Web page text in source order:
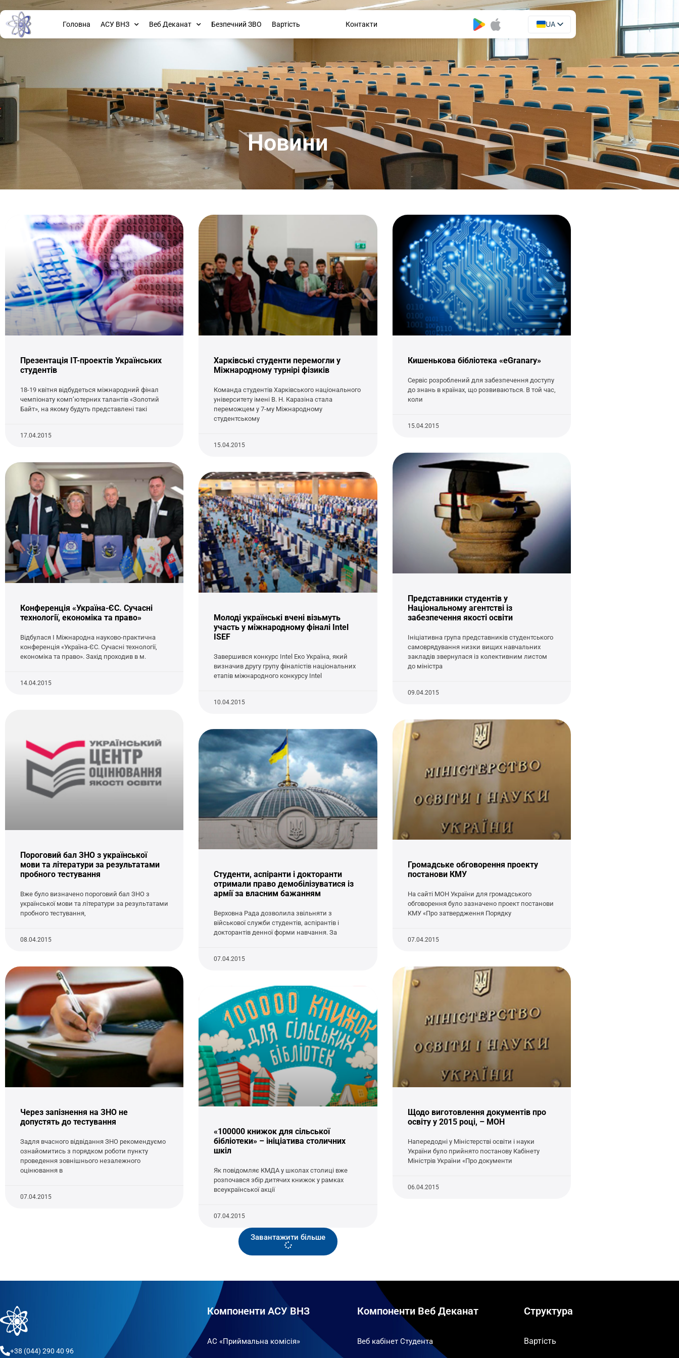
Головна АСУ ВНЗ Веб Деканат Безпечний ЗВО Вартість Контакти
UA
EN
Новини
Презентація IT-проектів Українських
студентів
18-19 квітня відбудеться міжнародний фінал
чемпіонату комп’ютерних талантів «Золотий
Байт», на якому будуть представлені такі
17.04.2015
Харківські студенти перемогли у
Міжнародному турнірі фізиків
Команда студентів Харківського національного
університету імені В. Н. Каразіна стала
переможцем у 7-му Міжнародному
студентському
15.04.2015
Кишенькова бібліотека «eGranary»
Сервіс розроблений для забезпечення доступу
до знань в країнах, що розвиваються. В той час,
коли
15.04.2015
Конференція «Україна-ЄС. Сучасні
технології, економіка та право»
Відбулася І Міжнародна науково-практична
конференція «Україна-ЄС. Сучасні технології,
економіка та право». Захід проходив в м.
14.04.2015
Молоді українські вчені візьмуть
участь у міжнародному фіналі Intel
ISEF
Завершився конкурс Intel Еко Україна, який
визначив другу групу фіналістів національних
етапів міжнародного конкурсу Intel
10.04.2015
Представники студентів у
Національному агентстві із
забезпечення якості освіти
Ініціативна група представників студентського
самоврядування низки вищих навчальних
закладів звернулася із колективним листом
до міністра
09.04.2015
Пороговий бал ЗНО з української
мови та літератури за результатами
пробного тестування
Вже було визначено пороговий бал ЗНО з
української мови та літератури за результатами
пробного тестування,
08.04.2015
Студенти, аспіранти і докторанти
отримали право демобілізуватися із
армії за власним бажанням
Верховна Рада дозволила звільняти з
військової служби студентів, аспірантів і
докторантів денної форми навчання. За
07.04.2015
Громадське обговорення проекту
постанови КМУ
На сайті МОН України для громадського
обговорення було зазначено проект постанови
КМУ «Про затвердження Порядку
07.04.2015
Через запізнення на ЗНО не
допустять до тестування
Задля вчасного відвідання ЗНО рекомендуємо
ознайомитись з порядком роботи пункту
проведення зовнішнього незалежного
оцінювання в
07.04.2015
«100000 книжок для сільської
бібліотеки» – ініціатива столичних
шкіл
Як повідомляє КМДА у школах столиці вже
розпочався збір дитячих книжок у рамках
всеукраїнської акції
07.04.2015
Щодо виготовлення документів про
освіту у 2015 році, – МОН
Напередодні у Міністерстві освіти і науки
України було прийнято постанову Кабінету
Міністрів України «Про документи
06.04.2015
Завантажити більше
+38 (044) 290 40 96
Компоненти АСУ ВНЗ
АС «Приймальна комісія»
Компоненти Веб Деканат
Веб кабінет Студента
Структура
Вартість